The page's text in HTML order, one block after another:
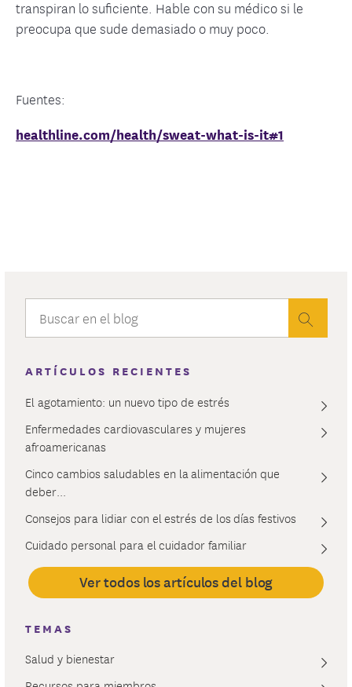
transpiran lo suficiente. Hable con su médico si le
preocupa que sude demasiado o muy poco.
Fuentes:
healthline.com/health/sweat-what-is-it#1
ARTÍCULOS RECIENTES
El agotamiento: un nuevo tipo de estrés
Enfermedades cardiovasculares y mujeres
afroamericanas
Cinco cambios saludables en la alimentación que
deber...
Consejos para lidiar con el estrés de los días festivos
Cuidado personal para el cuidador familiar
Ver todos los artículos del blog
TEMAS
Salud y bienestar